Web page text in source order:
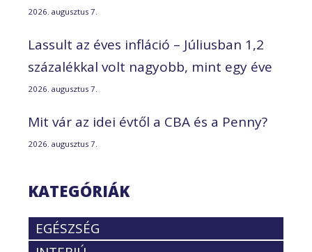
2026. augusztus 7.
Lassult az éves infláció – Júliusban 1,2
százalékkal volt nagyobb, mint egy éve
2026. augusztus 7.
Mit vár az idei évtől a CBA és a Penny?
2026. augusztus 7.
KATEGÓRIÁK
EGÉSZSÉG